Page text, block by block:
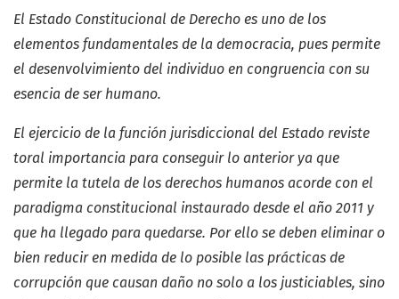
El Estado Constitucional de Derecho es uno de los
elementos fundamentales de la democracia, pues permite
el desenvolvimiento del individuo en congruencia con su
esencia de ser humano.
El ejercicio de la función jurisdiccional del Estado reviste
toral importancia para conseguir lo anterior ya que
permite la tutela de los derechos humanos acorde con el
paradigma constitucional instaurado desde el año 2011 y
que ha llegado para quedarse. Por ello se deben eliminar o
bien reducir en medida de lo posible las prácticas de
corrupción que causan daño no solo a los justiciables, sino